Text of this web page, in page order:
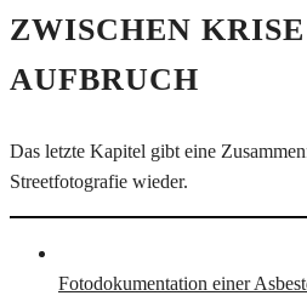
ZWISCHEN
AUFBRUCH
Das letzte Kapitel gibt eine
Streetfotografie wieder.
Fotodokumentation einer